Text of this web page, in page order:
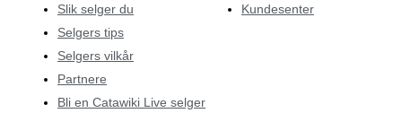
Slik selger du
Selgers tips
Selgers vilkår
Partnere
Bli en Catawiki Live selger
Kundesenter